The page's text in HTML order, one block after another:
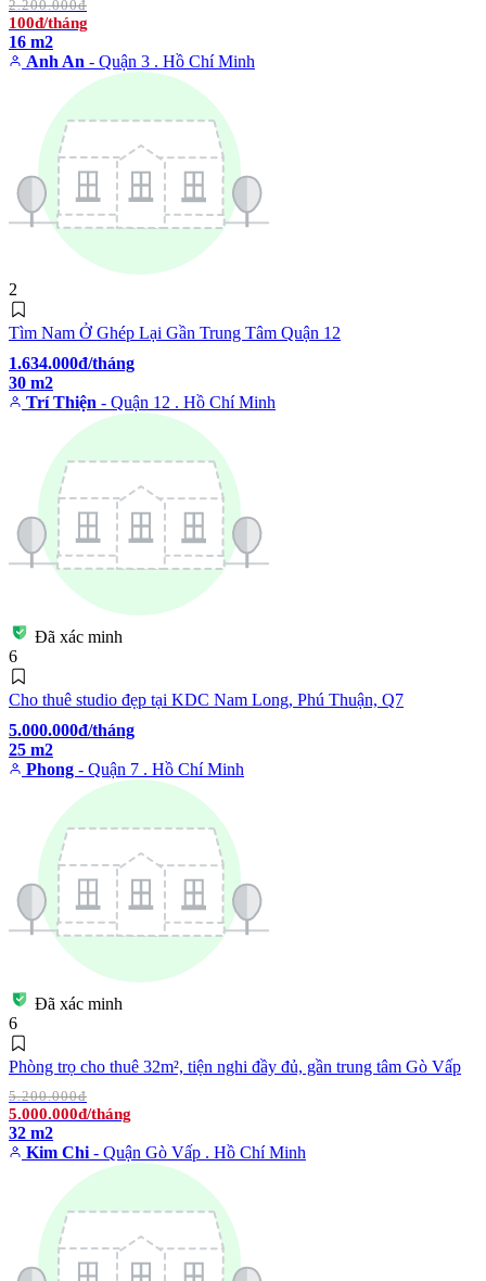
2.200.000đ
100đ/tháng
16 m2
Anh An - Quận 3 . Hồ Chí Minh
2
Tìm Nam Ở Ghép Lại Gần Trung Tâm Quận 12
1.634.000đ/tháng
30 m2
Trí Thiện - Quận 12 . Hồ Chí Minh
Đã xác minh
6
Cho thuê studio đẹp tại KDC Nam Long, Phú Thuận, Q7
5.000.000đ/tháng
25 m2
Phong - Quận 7 . Hồ Chí Minh
Đã xác minh
6
Phòng trọ cho thuê 32m², tiện nghi đầy đủ, gần trung tâm Gò Vấp
5.200.000đ
5.000.000đ/tháng
32 m2
Kim Chi- Quận Gò Vấp . Hồ Chí Minh